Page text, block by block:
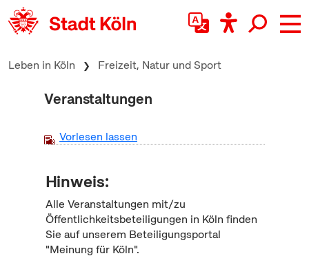
zum Inhalt springen
Leben in Köln Freizeit, Natur und Sport
Veranstaltungen
Vorlesen lassen
Hinweis:
Alle Veranstaltungen mit/zu
Öffentlichkeitsbeteiligungen in Köln finden
Sie auf unserem Beteiligungsportal
"Meinung für Köln".